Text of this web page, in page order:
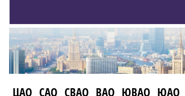
ЦАО САО СВАО ВАО ЮВАО ЮАО